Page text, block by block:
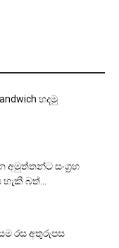
හදමු
අමුත්තන්ට සංග්‍රහ
බත්...
රස අතුරුපස